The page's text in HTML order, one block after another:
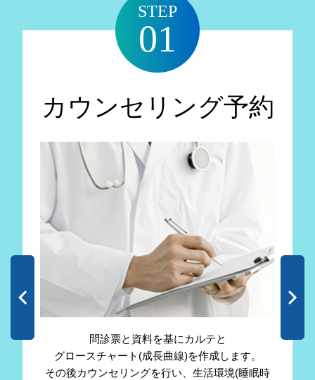
STEP
01
カウンセリング予約
問診票と資料を基にカルテと
グロースチャート(成長曲線)を作成します。
その後カウンセリングを行い、生活環境(睡眠時